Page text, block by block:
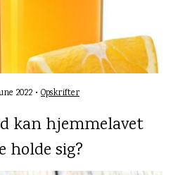
2022 • Opskrifter
kan hjemmelavet
holde sig?